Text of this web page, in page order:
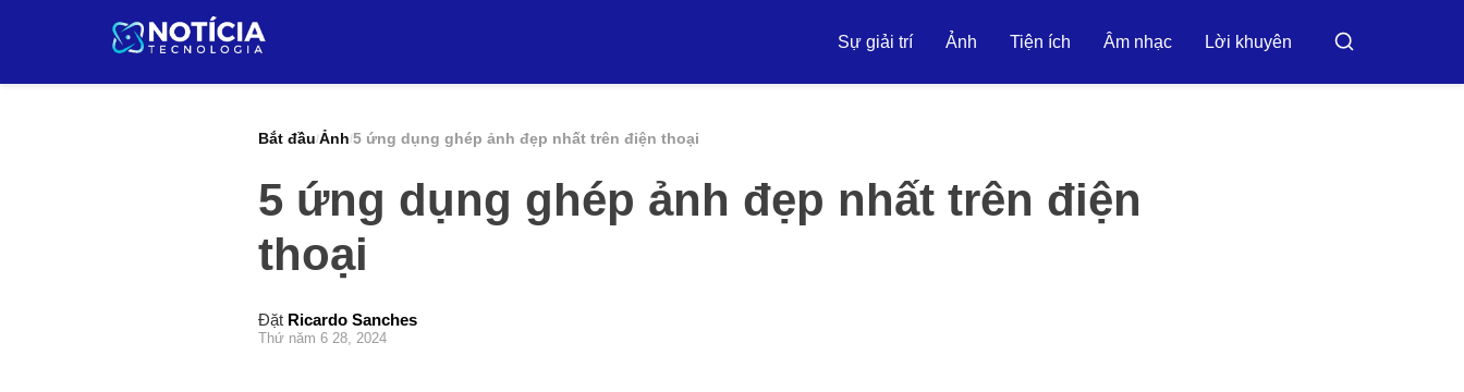
Sự giải trí Ảnh Tiện ích Âm nhạc Lời khuyên
Tìm
Bắt đầu/Ảnh/5 ứng dụng ghép ảnh đẹp nhất trên điện thoại
5 ứng dụng ghép ảnh đẹp nhất trên điện
thoại
Đặt Ricardo Sanches
Thứ năm 6 28, 2024